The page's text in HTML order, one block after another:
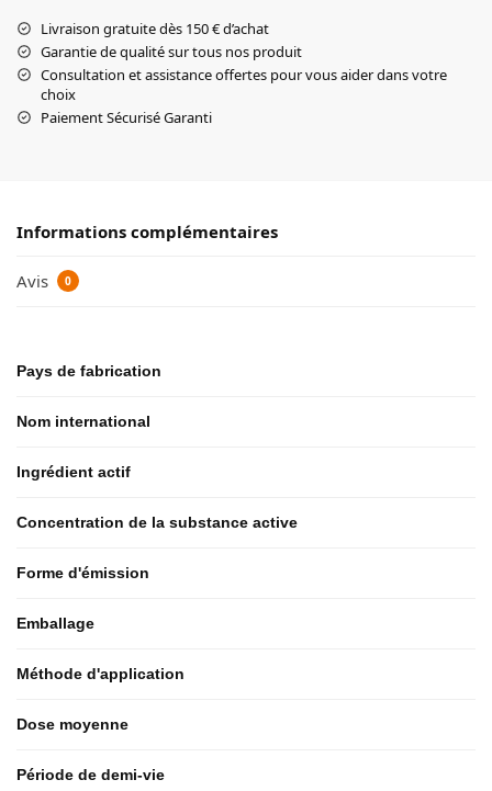
Livraison gratuite dès 150 € d’achat
Garantie de qualité sur tous nos produit
Consultation et assistance offertes pour vous aider dans votre
choix
Paiement Sécurisé Garanti
Informations complémentaires
Avis 0
Pays de fabrication
Nom international
Ingrédient actif
Concentration de la substance active
Forme d'émission
Emballage
Méthode d'application
Dose moyenne
Période de demi-vie